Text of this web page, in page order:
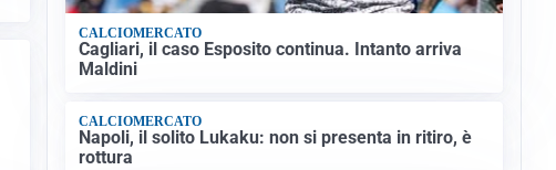
CALCIOMERCATO
Cagliari, il caso Esposito continua. Intanto arriva
Maldini
CALCIOMERCATO
Napoli, il solito Lukaku: non si presenta in ritiro, è
rottura